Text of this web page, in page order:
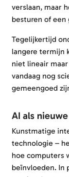
verslaan, maar
besturen of een
Tegelijkertijd
langere termijn
niet lineair
vandaag nog
gemeengoed
AI als
Kunstmatige
technologie –
hoe computers
beïnvloeden. In